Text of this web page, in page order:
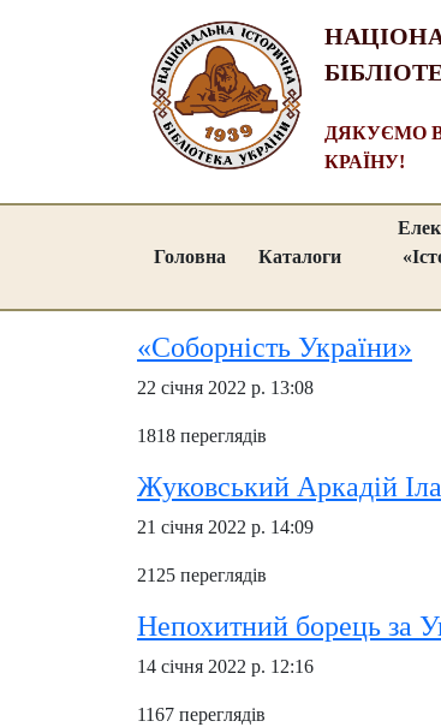
ДЯКУЄМО
КРАЇНУ!
Головна Каталоги
«Соборність України»
22 січня 2022 р. 13:08
1818 переглядів
Жуковський Аркадій
21 січня 2022 р. 14:09
2125 переглядів
Непохитний борець за
14 січня 2022 р. 12:16
1167 переглядів